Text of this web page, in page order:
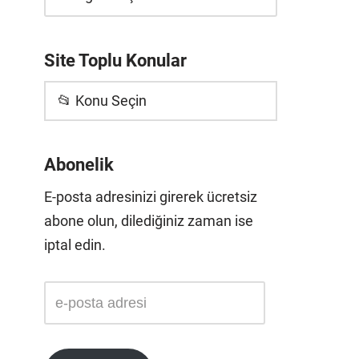
Site Toplu Konular
📂 Konu Seçin
Abonelik
E-posta adresinizi girerek ücretsiz
abone olun, dilediğiniz zaman ise
iptal edin.